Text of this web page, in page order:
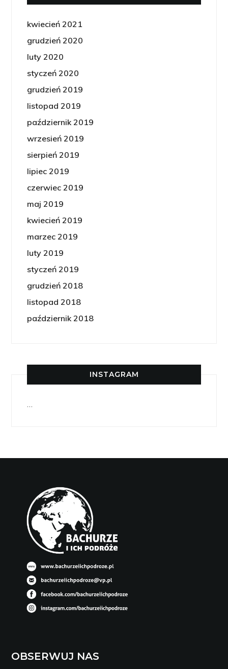
kwiecień 2021
grudzień 2020
luty 2020
styczeń 2020
grudzień 2019
listopad 2019
październik 2019
wrzesień 2019
sierpień 2019
lipiec 2019
czerwiec 2019
maj 2019
kwiecień 2019
marzec 2019
luty 2019
styczeń 2019
grudzień 2018
listopad 2018
październik 2018
INSTAGRAM
OBSERWUJ NAS